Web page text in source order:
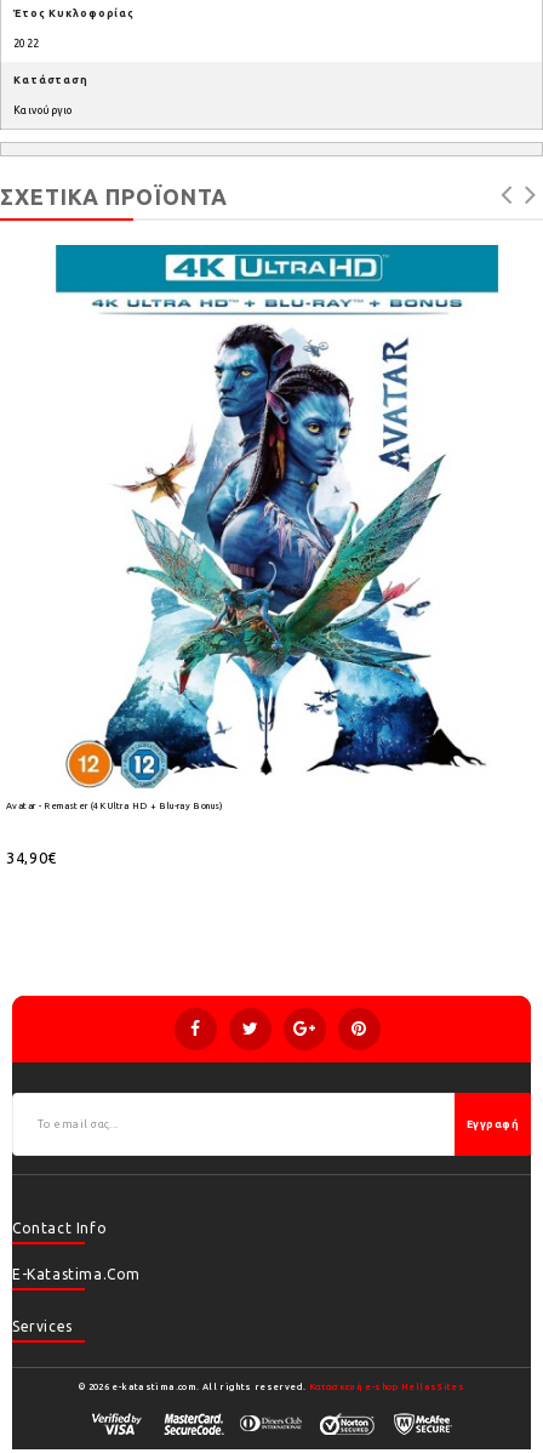
Έτος Κυκλοφορίας
2022
Κατάσταση
Καινούργιο
ΣΧΕΤΙΚΆ ΠΡΟΪΌΝΤΑ
Avatar - Remaster (4K Ultra HD + Blu-ray Bonus)
34,90€
Εγγραφή
Contact Info
E-Katastima.com
Services
© 2026 e-katastima.com. All rights reserved. Κατασκευή e-shop HellasSites